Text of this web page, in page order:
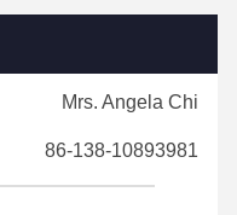
Mrs. Angela Chi
86-138-10893981